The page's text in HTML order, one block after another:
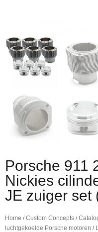
Porsche 911
Nickies
JE zuiger set
Home /Custom Concepts /
luchtgekoelde Porsche motoren /